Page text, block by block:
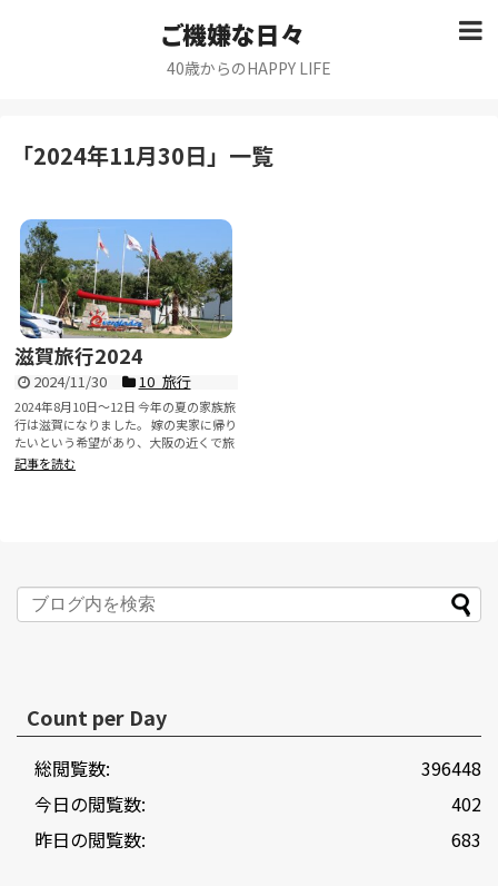
ご機嫌な日々
40歳からのHAPPY LIFE
「2024年11月30日」 一覧
滋賀旅行2024
2024/11/30 10_旅行
2024年8月10日～12日 今年の夏の家族旅
行は滋賀になりました。 嫁の実家に帰り
たいという希望があり、大阪の近くで旅
行となっ...
記事を読む
Count per Day
396448
総閲覧数:
402
今日の閲覧数:
683
昨日の閲覧数: